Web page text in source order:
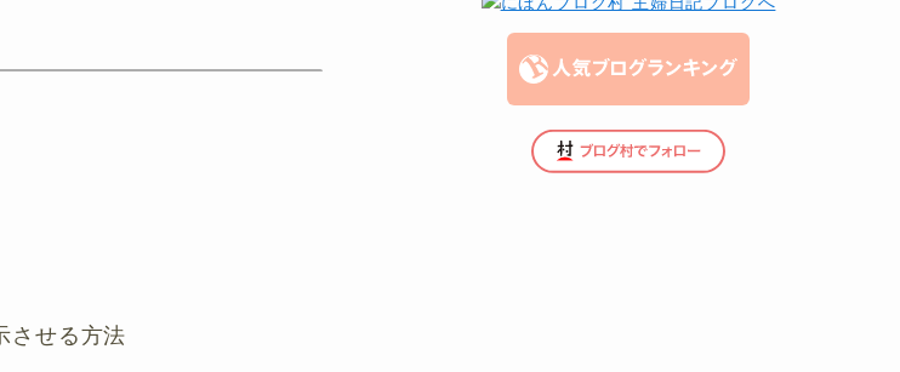
させる方法